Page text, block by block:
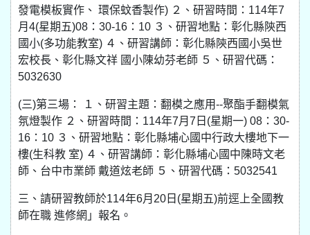
發電模板實作、 環保蚊香製作) ２、研習時間：114年7
月4(星期五)08：30-16：10 ３、研習地點：彰化縣陝西
國小(多功能教室) ４、研習講師：彰化縣陝西國小吳世
宏校長、彰化縣文祥 國小陳幼芬老師 ５、研習代碼：
5032630
(三)第三場： １、研習主題：翻模之應用--聚酯手翻模氣
氛燈製作 ２、研習時間：114年7月7日(星期一) 08：30-
16：10 ３、研習地點：彰化縣埔心國中行政大樓地下一
樓(生科教 室) ４、研習講師：彰化縣埔心國中陳時文老
師、台中市業師 戴道炫老師 ５、研習代碼：5032541
三、請研習教師於114年6月20日(星期五)前逕上全國教
師在職 進修網」報名。